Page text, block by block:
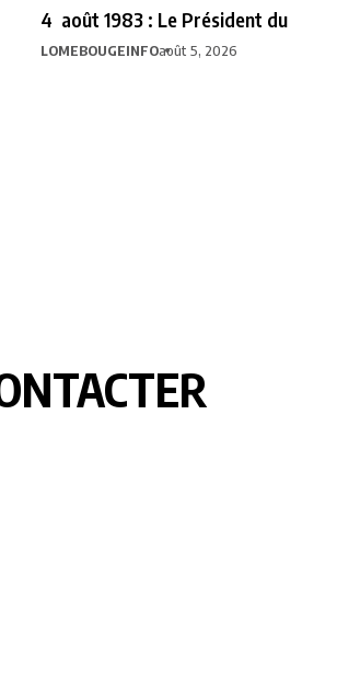
4 août 1983 : Le Président du
LOMEBOUGEINFOaoût 5, 2026